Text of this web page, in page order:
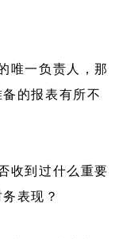
唯一负责人，那
的报表有所不
收到过什么重要
表现？